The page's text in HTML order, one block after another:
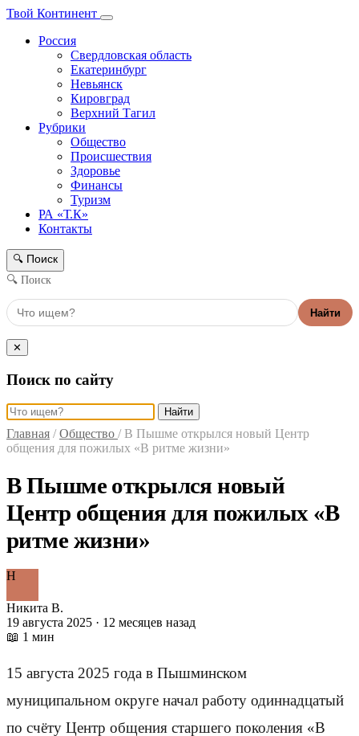
Твой Континент
Россия
Свердловская область
Екатеринбург
Невьянск
Кировград
Верхний Тагил
Рубрики
Общество
Происшествия
Здоровье
Финансы
Туризм
РА «Т.К»
Контакты
🔍 Поиск
🔍 Поиск
Найти
✕
Поиск по сайту
Найти
Главная / Общество / В Пышме открылся новый Центр
общения для пожилых «В ритме жизни»
В Пышме открылся новый
Центр общения для пожилых «В
ритме жизни»
Н
Никита В.
19 августа 2025 · 12 месяцев назад
📖 1 мин
15 августа 2025 года в Пышминском
муниципальном округе начал работу одиннадцатый
по счёту Центр общения старшего поколения «В